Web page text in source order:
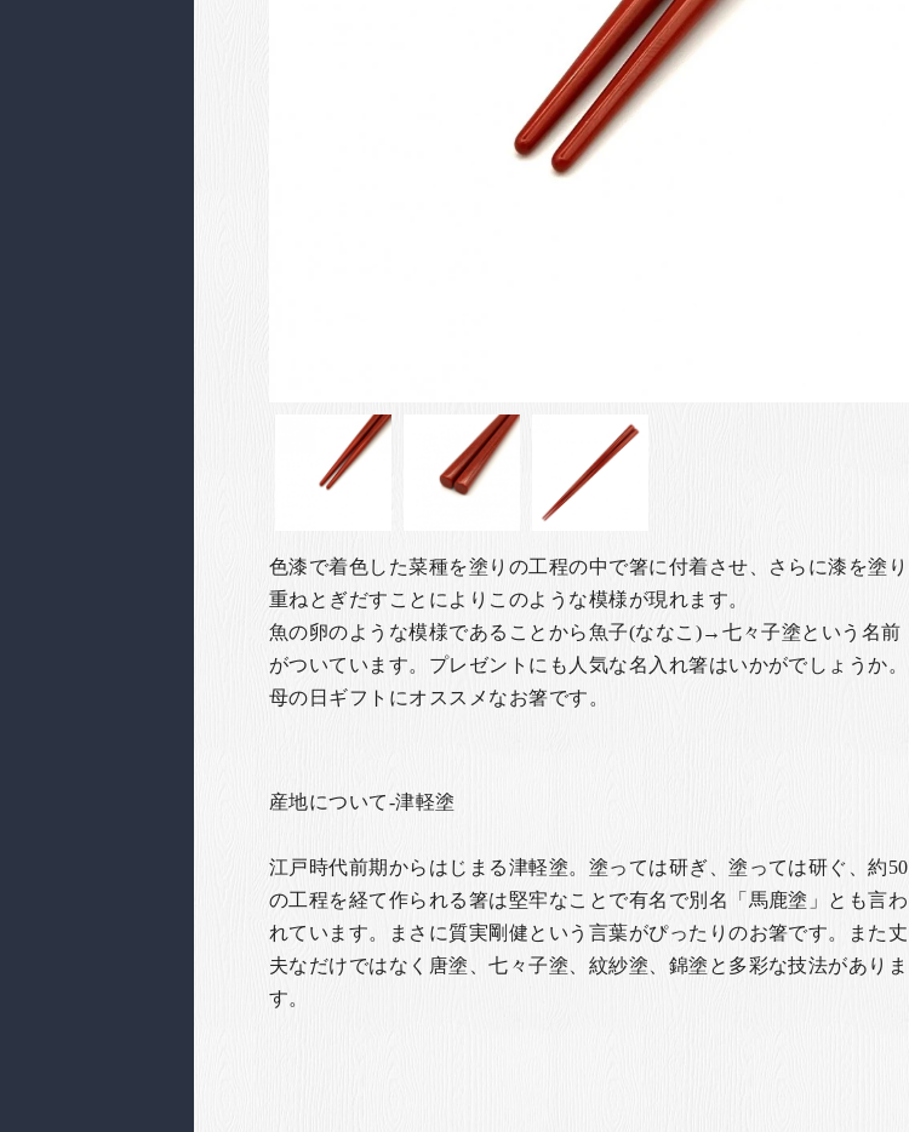
色漆で着色した菜種を塗りの工程の中で箸に付着させ、さらに漆を塗り
重ねとぎだすことによりこのような模様が現れます。
魚の卵のような模様であることから魚子(ななこ)→七々子塗という名前
がついています。 プレゼントにも人気な名入れ箸はいかがでしょうか。
母の日ギフトにオススメなお箸です。
産地について-津軽塗
江戸時代前期からはじまる津軽塗。塗っては研ぎ、塗っては研ぐ、約50
の工程を経て作られる箸は堅牢なことで有名で別名「馬鹿塗」とも言わ
れています。まさに質実剛健という言葉がぴったりのお箸です。また丈
夫なだけではなく唐塗、七々子塗、紋紗塗、錦塗と多彩な技法がありま
す。